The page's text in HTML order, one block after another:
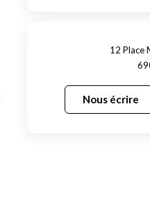
12 Place
Nous écrire